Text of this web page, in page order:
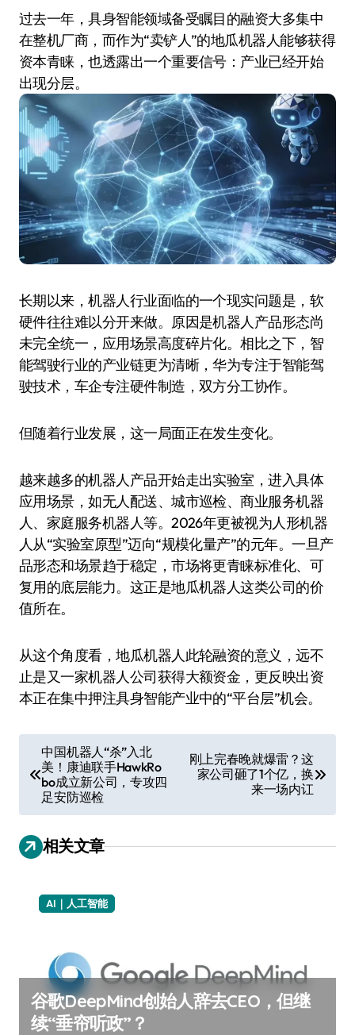
过去一年，具身智能领域备受瞩目的融资大多集中
在整机厂商，而作为“卖铲人”的地瓜机器人能够获得
资本青睐，也透露出一个重要信号：产业已经开始
出现分层。
长期以来，机器人行业面临的一个现实问题是，软
硬件往往难以分开来做。原因是机器人产品形态尚
未完全统一，应用场景高度碎片化。相比之下，智
能驾驶行业的产业链更为清晰，华为专注于智能驾
驶技术，车企专注硬件制造，双方分工协作。
但随着行业发展，这一局面正在发生变化。
越来越多的机器人产品开始走出实验室，进入具体
应用场景，如无人配送、城市巡检、商业服务机器
人、家庭服务机器人等。2026年更被视为人形机器
人从“实验室原型”迈向“规模化量产”的元年。一旦产
品形态和场景趋于稳定，市场将更青睐标准化、可
复用的底层能力。这正是地瓜机器人这类公司的价
值所在。
从这个角度看，地瓜机器人此轮融资的意义，远不
止是又一家机器人公司获得大额资金，更反映出资
本正在集中押注具身智能产业中的“平台层”机会。
章
中国机器人“杀”入北
美！康迪联手HawkRo
bo成立新公司，专攻四
足安防巡检
刚上完春晚就爆雷？这
家公司砸了1个亿，换
来一场内讧
相关文章
AI｜人工智能
谷歌DeepMind创始人辞去CEO，但继
续“垂帘听政”？